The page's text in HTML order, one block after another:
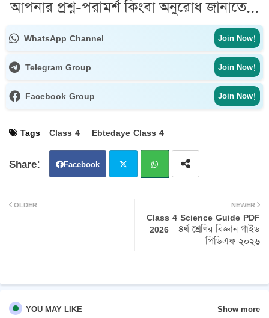
আপনার প্রশ্ন-পরামর্শ কিংবা অনুরোধ জানাতে...
WhatsApp Channel Join Now!
Telegram Group Join Now!
Facebook Group Join Now!
Tags Class 4 Ebtedaye Class 4
Facebook
atsa
NEWER
Class 4 Science Guide PDF
2026 - ৪র্থ শ্রেণির বিজ্ঞান গাইড
পিডিএফ ২০২৬
OLDER
YOU MAY LIKE Show more